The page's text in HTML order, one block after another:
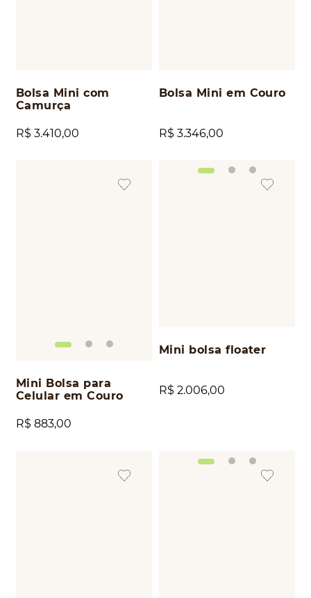
Bolsa Mini com
Camurça
R$ 3.410,00
Bolsa Mini em Couro
R$ 3.346,00
Mini Bolsa para
Celular em Couro
R$ 883,00
Mini bolsa floater
R$ 2.006,00